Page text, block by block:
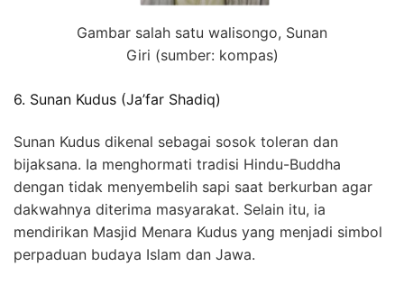
Gambar salah satu walisongo, Sunan
Giri (sumber: kompas)
6. Sunan Kudus (Ja’far Shadiq)
Sunan Kudus dikenal sebagai sosok toleran dan
bijaksana. Ia menghormati tradisi Hindu-Buddha
dengan tidak menyembelih sapi saat berkurban agar
dakwahnya diterima masyarakat. Selain itu, ia
mendirikan Masjid Menara Kudus yang menjadi simbol
perpaduan budaya Islam dan Jawa.